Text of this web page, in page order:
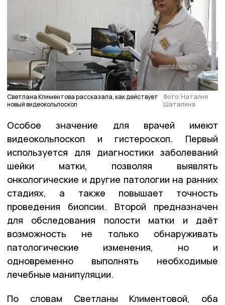
Светлана Климентова рассказала, как действует
новый видеокольпоскоп
Фото: Наталия
Шаталина
Особое значение для врачей имеют
видеокольпоскоп и гистероскоп. Первый
используется для диагностики заболеваний
шейки матки, позволяя выявлять
онкологические и другие патологии на ранних
стадиях, а также повышает точность
проведения биопсии. Второй предназначен
для обследования полости матки и даёт
возможность не только обнаруживать
патологические изменения, но и
одновременно выполнять необходимые
лечебные манипуляции.
По словам Светланы Климентовой, оба